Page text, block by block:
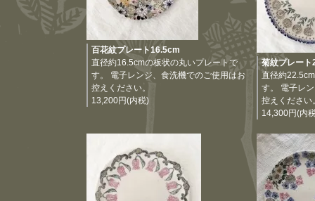
百花紋プレート16.5cm
直径約16.5cmの板状の丸いプレートで
す。 電子レンジ、食洗機でのご使用はお
控えください。
13,200円(内税)
菊紋プレー
直径約
す。 電子レ
控えください
14,300円(内